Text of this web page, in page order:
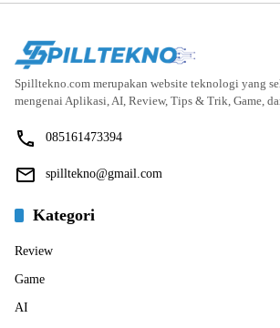
Spilltekno.com merupakan website teknologi yang
mengenai Aplikasi, AI, Review, Tips & Trik, Game,
085161473394
spilltekno@gmail.com
Kategori
Review
Game
AI